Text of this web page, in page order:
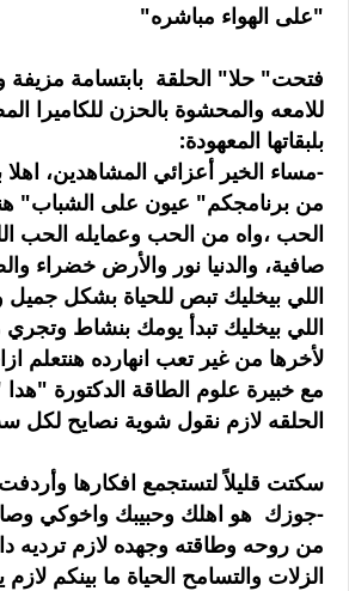
"على الهواء مباشره"
فتحت" حلا" الحلقة بابتسامة مزيفة
للامعه والمحشوة بالحزن للكاميرا
بلبقاتها المعهودة:
-مساء الخير أعزائي المشاهدين،
من برنامجكم" عيون على الشباب"
الحب ،واه من الحب وعمايله الحب
صافية، والدنيا نور والأرض خضراء
اللي بيخليك تبص للحياة بشكل جميل
اللي بيخليك تبدأ يومك بنشاط
لأخرها من غير تعب انهارده هنتعلم
مع خبيرة علوم الطاقة الدكتورة
الحلقه لازم نقول شوية نصايح لكل
سكتت قليلاً لتستجمع افكارها
-جوزك هو اهلك وحبيبك واخوكي
من روحه وطاقته وجهده لازم ترديه
الزلات والتسامح الحياة ما بينكم